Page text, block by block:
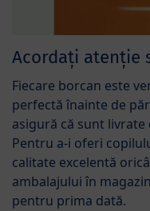
Acordați atenție
Fiecare borcan este
perfectă înainte de
asigură că sunt
Pentru a-i oferi
calitate excelentă
ambalajului în
pentru prima dată.